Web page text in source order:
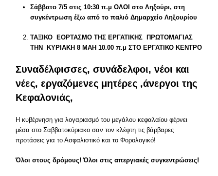
Σάββατο 7/5 στις 10:30 π.μ ΟΛΟΙ στο Ληξούρι, στη
συγκέντρωση έξω από το παλιό Δημαρχείο Ληξουρίου
ΤΑΞΙΚΟ ΕΟΡΤΑΣΜΟ ΤΗΣ ΕΡΓΑΤΙΚΗΣ
ΠΡΩΤΟΜΑΓΙΑΣ
ΤΗΝ
ΚΥΡΙΑΚΗ 8 ΜΑΗ 10.00 π.μ ΣΤΟ ΕΡΓΑΤΙΚΟ ΚΕΝΤΡΟ
Συναδέλφισσες, συνάδελφοι, νέοι και
νέες, εργαζόμενες μητέρες ,άνεργοι της
Κεφαλονιάς,
Η κυβέρνηση για λογαριασμό του μεγάλου κεφαλαίου φέρνει
μέσα στο Σαββατοκύριακο σαν τον κλέφτη τις βάρβαρες
προτάσεις για το Ασφαλιστικό και το Φορολογικό!
Όλοι στους δρόμους! Όλοι στις απεργιακές συγκεντρώσεις!